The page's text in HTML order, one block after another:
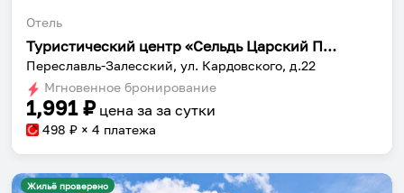
Отель
Туристический центр «Сельдь Царский Посол»
Переславль-Залесский, ул. Кардовского, д.22
Мгновенное бронирование
1,991₽ цена за за сутки
498 ₽ × 4 платежа
Жильё проверено